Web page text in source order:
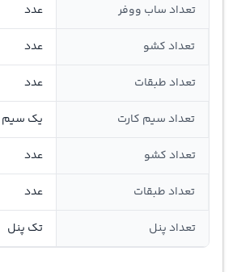
تعداد ساب ووفر عدد
تعداد کشو عدد
تعداد طبقات عدد
تعداد سیم کارت یک سیم
تعداد کشو عدد
تعداد طبقات عدد
تعداد پنل تک پنل